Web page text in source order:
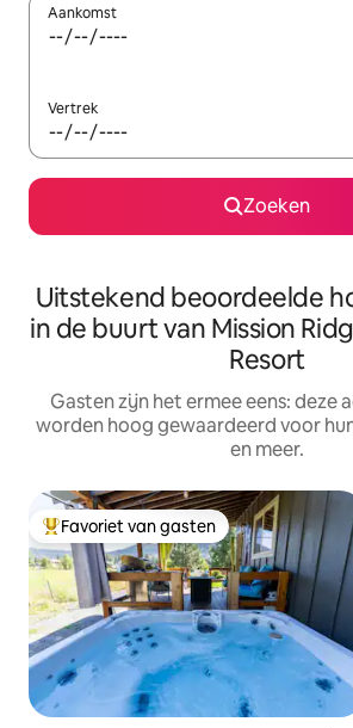
Aankomst
Vertrek
Zoeken
Uitstekend beoordeelde
in de buurt van Mission
Resort
Gasten zijn het ermee eens: deze
worden hoog gewaardeerd voor
en meer.
Topfavoriet van gasten
Favoriet van gasten